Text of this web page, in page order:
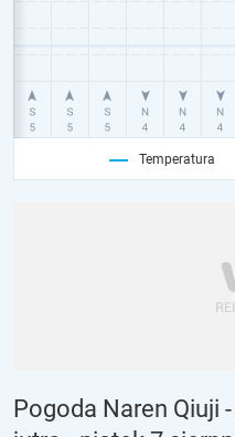
Temperatura
Pogoda Naren Qiuji